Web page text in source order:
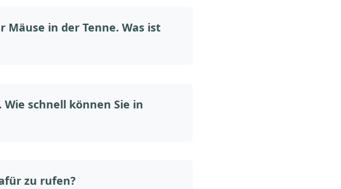
in der Tenne. Was ist
schnell können Sie in
zu rufen?